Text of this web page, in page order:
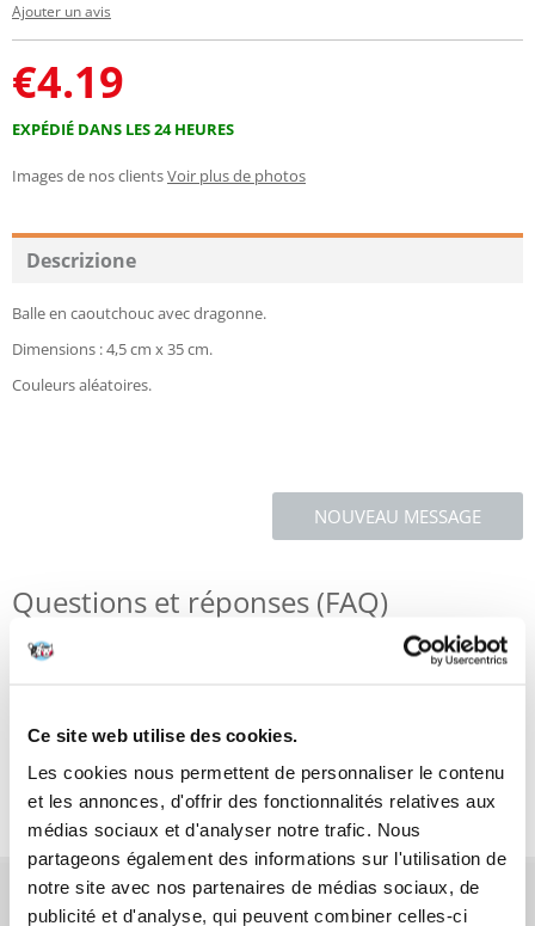
Ce site web utilise des cookies.
Les cookies nous permettent de personnaliser le contenu
et les annonces, d'offrir des fonctionnalités relatives aux
médias sociaux et d'analyser notre trafic. Nous
partageons également des informations sur l'utilisation de
notre site avec nos partenaires de médias sociaux, de
publicité et d'analyse, qui peuvent combiner celles-ci
Ajouter un avis
€4.19
EXPÉDIÉ DANS LES 24 HEURES
Images de nos clientsVoir plus de photos
Descrizione
Balle en caoutchouc avec dragonne.
Dimensions : 4,5 cm x 35 cm.
Couleurs aléatoires.
NOUVEAU MESSAGE
Questions et réponses (FAQ)
Critiques
Photos supplémentaires
AVANT L'ACHAT